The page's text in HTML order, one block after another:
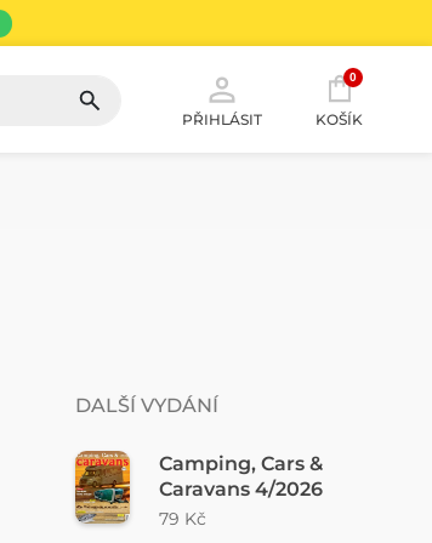
PŘIHLÁSIT
0
KOŠÍK
DALŠÍ VYDÁNÍ
Camping, Cars &
Caravans 4/2026
79 Kč